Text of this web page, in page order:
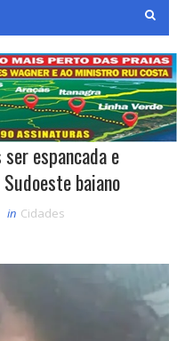
espancada e
baiano
in Cidades